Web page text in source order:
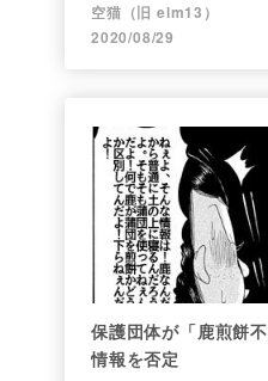
空猫（旧 elm13）
2020/08/29
保護団体が「鹿煎餅
情報を否定